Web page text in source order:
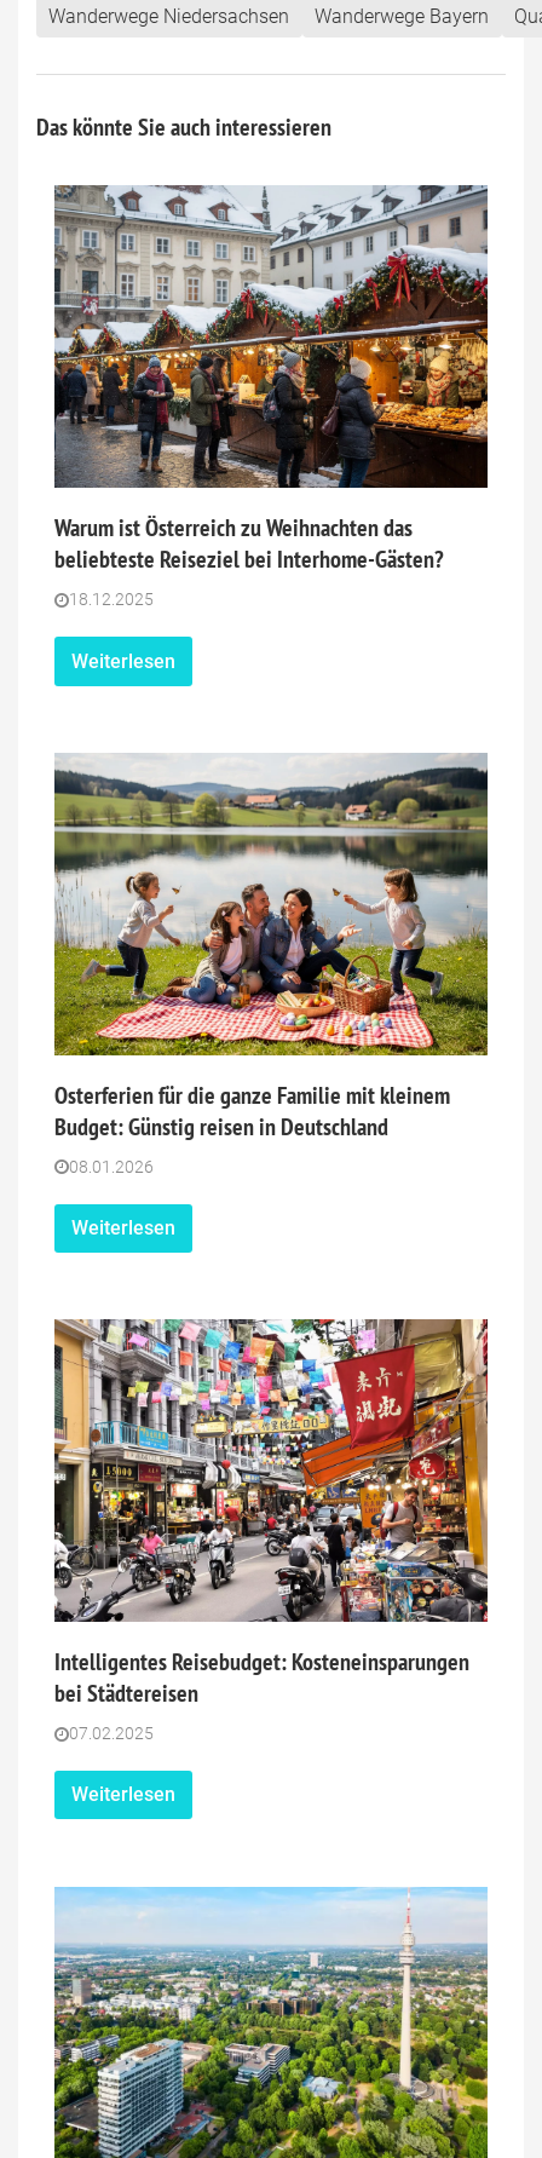
Wanderwege Niedersachsen
Wanderwege Bayern
Das könnte Sie auch interessieren
Warum ist Österreich zu Weihnachten das
beliebteste Reiseziel bei Interhome-Gästen?
18.12.2025
Weiterlesen
Osterferien für die ganze Familie mit kleinem
Budget: Günstig reisen in Deutschland
08.01.2026
Weiterlesen
Intelligentes Reisebudget: Kosteneinsparungen
bei Städtereisen
07.02.2025
Weiterlesen